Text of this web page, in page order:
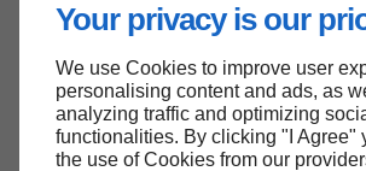
Your privacy is our
We use Cookies to improve user
personalising content and ads, as
analyzing traffic and optimizing
functionalities. By clicking "I Agree"
the use of Cookies from our
Haut de page